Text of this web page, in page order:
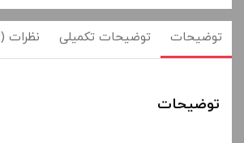
توضیحات توضیحات تکمیلی نظرات (3)
توضیحات